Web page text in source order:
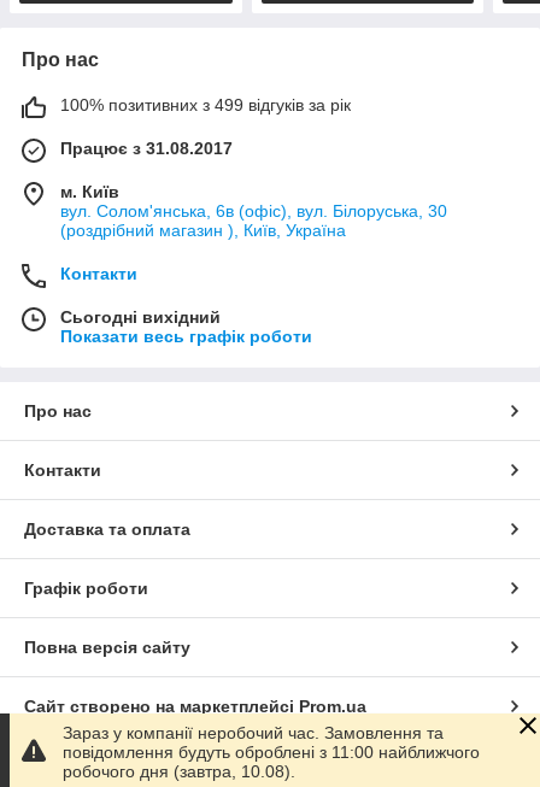
Про нас
100% позитивних з 499 відгуків за рік
Працює з 31.08.2017
м. Київ
вул. Солом'янська, 6в (офіс), вул. Білоруська, 30
(роздрібний магазин ), Київ, Україна
Контакти
Сьогодні вихідний
Показати весь графік роботи
Про нас
Контакти
Доставка та оплата
Графік роботи
Повна версія сайту
Сайт створено на маркетплейсі Prom.ua
Політика конфіденційності
Зараз у компанії неробочий час. Замовлення та
повідомлення будуть оброблені з 11:00 найближчого
робочого дня (завтра, 10.08).